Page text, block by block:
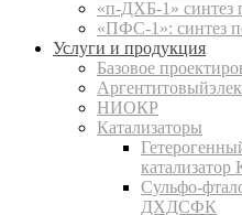
«п-ДХБ-1» синтез
«ПФС-1»: синтез
Услуги и продукция
Базовое
НИОКР
Катализаторы
Сульфо-
ДХДСФК